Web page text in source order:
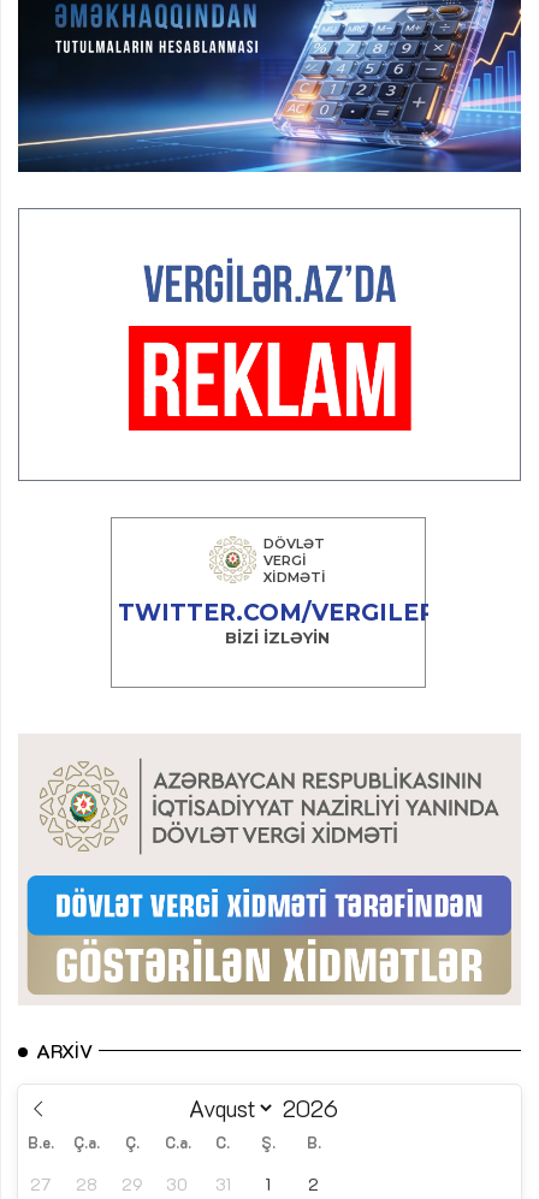
ARXIV
B.e. Ç.a. Ç. C.a. C. Ş. B.
27 28 29 30 31 1 2